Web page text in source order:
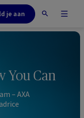
je aan
You Can
– AXA